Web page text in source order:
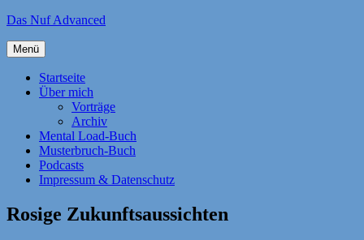
Zum
springen
Das Nuf Advanced
Menü
Startseite
Über mich
Vorträge
Archiv
Mental Load-Buch
Musterbruch-Buch
Podcasts
Impressum & Datenschutz
Rosige Zukunftsaussichten